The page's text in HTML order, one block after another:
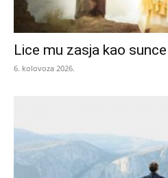
Lice mu zasja kao sunce
6. kolovoza 2026.